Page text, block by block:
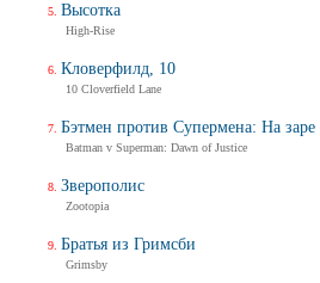
Высотка
High-Rise
Кловерфилд, 10
10 Cloverfield Lane
Бэтмен против Супермена: На заре
Batman v Superman: Dawn of Justice
Зверополис
Zootopia
Братья из Гримсби
Grimsby